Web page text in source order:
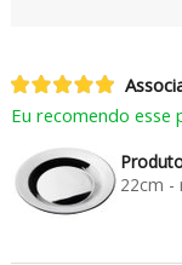
Eu recomendo esse
22cm -